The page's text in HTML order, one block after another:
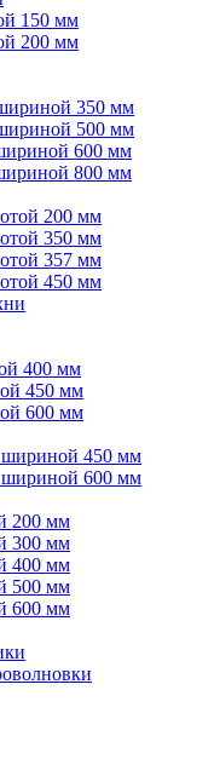
150 мм
200 мм
350 мм
500 мм
600 мм
800 мм
200 мм
350 мм
357 мм
450 мм
400 мм
450 мм
600 мм
шириной 450 мм
шириной 600 мм
200 мм
300 мм
400 мм
500 мм
600 мм